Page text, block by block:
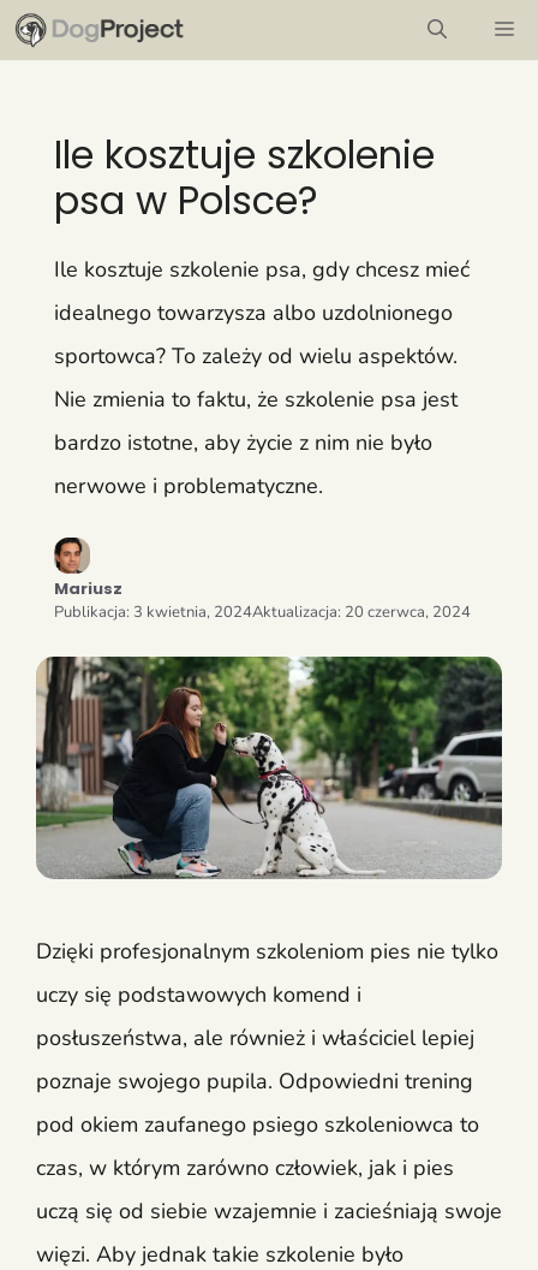
Przejdź
do
Ile kosztuje szkolenie
psa w Polsce?
Ile kosztuje szkolenie psa, gdy chcesz mieć
idealnego towarzysza albo uzdolnionego
sportowca? To zależy od wielu aspektów.
Nie zmienia to faktu, że szkolenie psa jest
bardzo istotne, aby życie z nim nie było
nerwowe i problematyczne.
Mariusz
Publikacja: 3 kwietnia, 2024Aktualizacja: 20 czerwca, 2024
Dzięki profesjonalnym szkoleniom pies nie tylko
uczy się podstawowych komend i
posłuszeństwa, ale również i właściciel lepiej
poznaje swojego pupila. Odpowiedni trening
pod okiem zaufanego psiego szkoleniowca to
czas, w którym zarówno człowiek, jak i pies
uczą się od siebie wzajemnie i zacieśniają swoje
więzi. Aby jednak takie szkolenie było